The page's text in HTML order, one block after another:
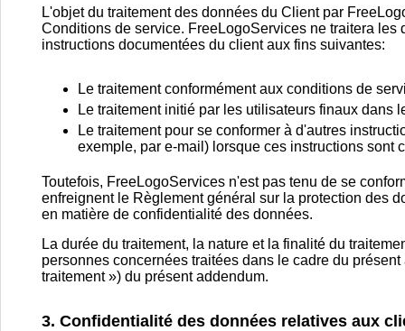
L'objet du traitement des données du Client par
Conditions de service. FreeLogoServices ne traitera
instructions documentées du client aux fins suivantes:
Le traitement conformément aux conditions de
Le traitement initié par les utilisateurs finaux dans
Le traitement pour se conformer à d'autres
exemple, par e-mail) lorsque ces instructions sont
Toutefois, FreeLogoServices n'est pas tenu de se
enfreignent le Règlement général sur la protection des
en matière de confidentialité des données.
La durée du traitement, la nature et la finalité du
personnes concernées traitées dans le cadre du
traitement ») du présent addendum.
3. Confidentialité des données relatives aux